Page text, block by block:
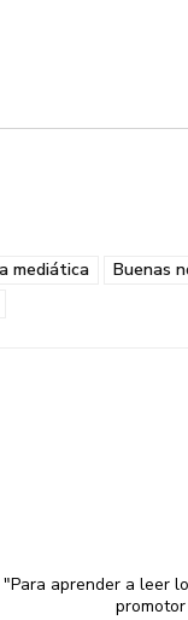
mediática Buenas
aprender a leer